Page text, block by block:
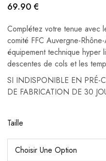
69.90 €
Complétez votre tenue avec
comité FFC Auvergne-
équipement technique hyper
descentes de cols et les
SI INDISPONIBLE EN PRÉ-
DE FABRICATION DE 30
Taille